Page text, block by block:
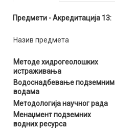
Предмети - Акредитација 13:
Назив предмета
Методе хидрогеолошких
истраживања
Водоснадбевање подземним
водама
Методологија научног рада
Менаџмент подземних
водних ресурса